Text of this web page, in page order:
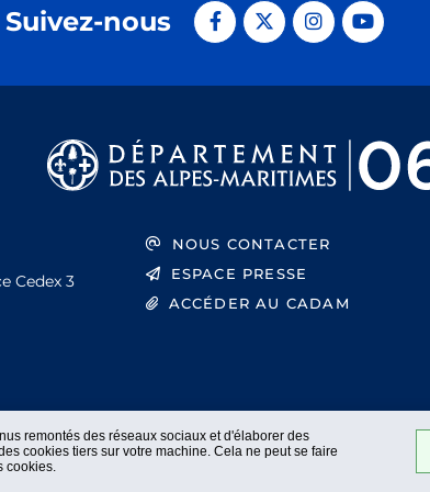
remontés des réseaux sociaux et d'élaborer des
cookies tiers sur votre machine. Cela ne peut se faire
cookies.
Suivez-nous
Cedex 3
NOUS CONTACTER
ESPACE PRESSE
ACCÉDER AU CADAM